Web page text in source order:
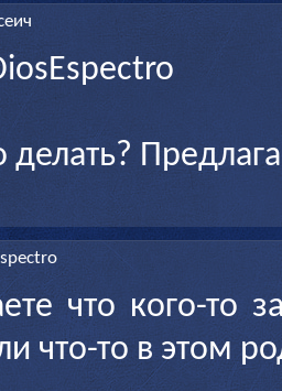
делать?
что кого-то
что-то в этом